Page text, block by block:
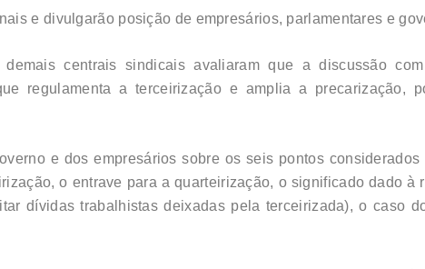
e divulgarão posição de empresários, parlamentares e
centrais sindicais avaliaram que a discussão
regulamenta a terceirização e amplia a precarização,
e dos empresários sobre os seis pontos
o entrave para a quarteirização, o significado dado à
dívidas trabalhistas deixadas pela terceirizada), o caso